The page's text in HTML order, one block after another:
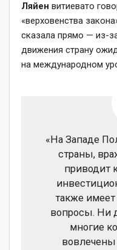
Ляйен витиевато
«верховенства
сказала прямо — из-
движения страну
на международном
«На Западе
страны,
приводит
также
вопросы. Ни
многие